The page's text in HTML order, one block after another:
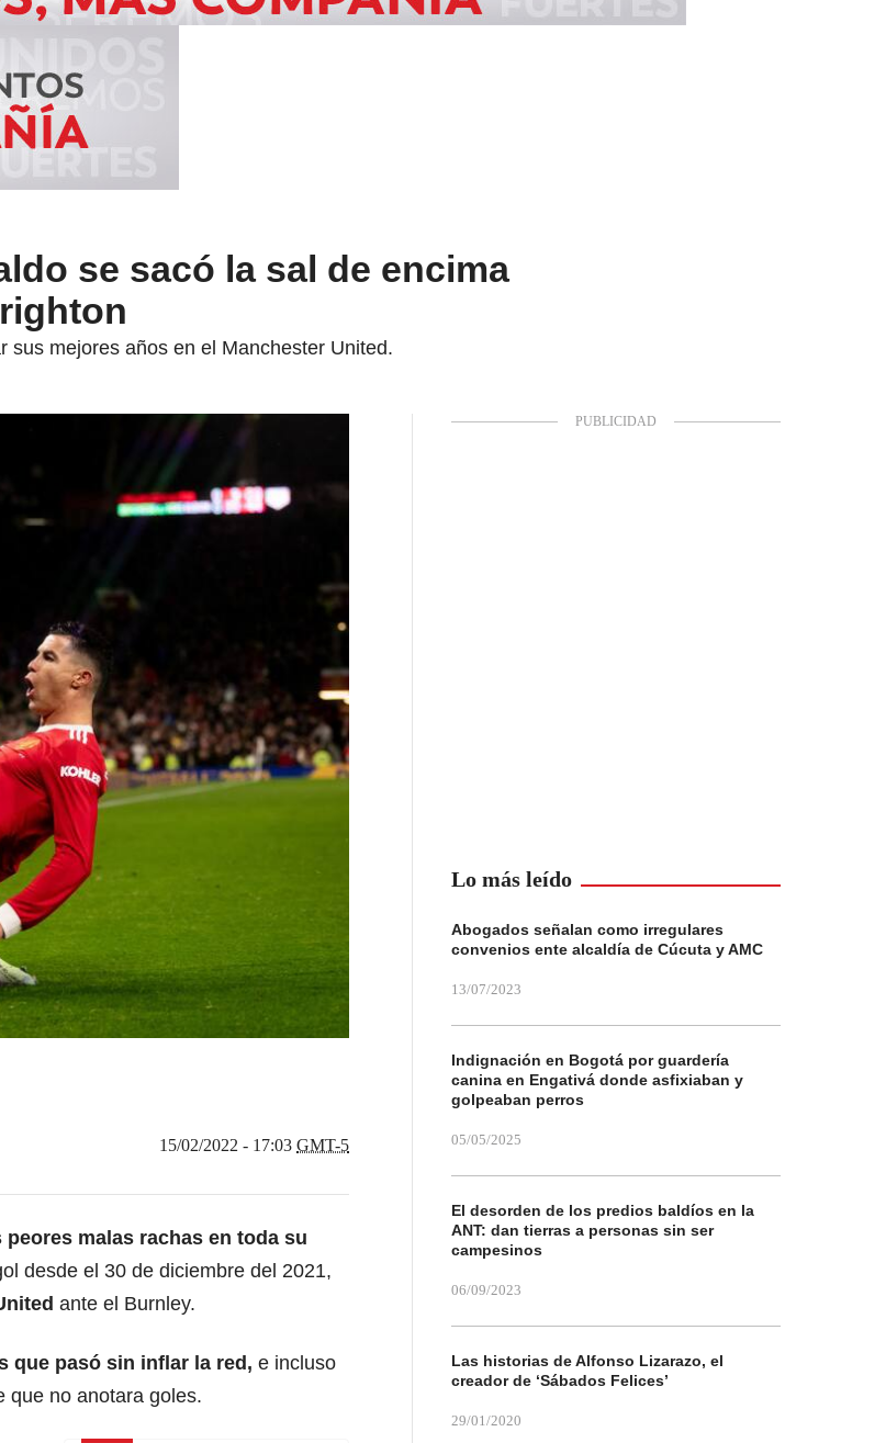
se sacó la sal de encima
sus mejores años en el Manchester United.
15/02/2022 - 17:03 GMT-5
peores malas rachas en toda su
desde el 30 de diciembre del 2021,
ante el Burnley.
que pasó sin inflar la red, e incluso
que no anotara goles.
Lo más leído
Abogados señalan como irregulares
convenios ente alcaldía de Cúcuta y AMC
13/07/2023
Indignación en Bogotá por guardería
canina en Engativá donde asfixiaban y
golpeaban perros
05/05/2025
El desorden de los predios baldíos en la
ANT: dan tierras a personas sin ser
campesinos
06/09/2023
Las historias de Alfonso Lizarazo, el
creador de ‘Sábados Felices’
29/01/2020